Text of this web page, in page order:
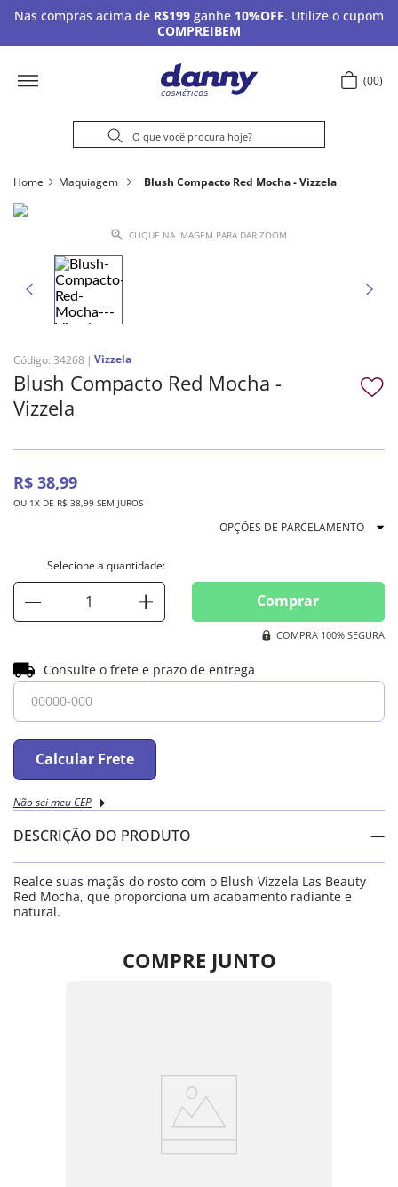
Nas compras acima de R$199 ganhe 10%OFF. Utilize o cupom
COMPREIBEM
00
Home Maquiagem Blush Compacto Red Mocha - Vizzela
CLIQUE NA IMAGEM PARA DAR ZOOM
Código: 34268 Vizzela
Blush Compacto Red Mocha -
Vizzela
R$ 38,99
OU 1X DE R$ 38 99 SEM JUROS
OPÇÕES DE PARCELAMENTO
Comprar
COMPRA 100% SEGURA
Consulte o frete e prazo de entrega
Calcular Frete
Não sei meu CEP
DESCRIÇÃO DO PRODUTO
Realce suas maçãs do rosto com o Blush Vizzela Las Beauty
Red Mocha, que proporciona um acabamento radiante e
natural.
COMPRE JUNTO